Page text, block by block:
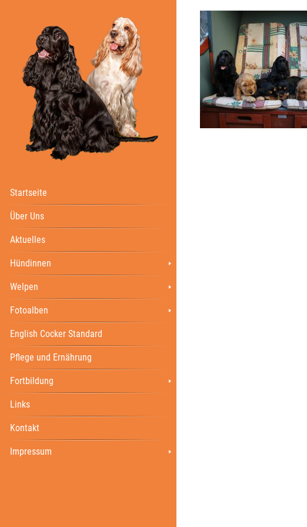
Startseite
Über Uns
Aktuelles
Hündinnen
Welpen
Fotoalben
English Cocker Standard
Pflege und Ernährung
Fortbildung
Links
Kontakt
Impressum